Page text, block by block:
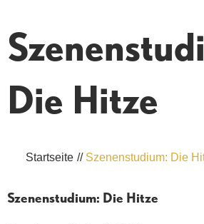
Die Hitze
Startseite // Szenenstudium: Die
Szenenstudium: Die Hitze